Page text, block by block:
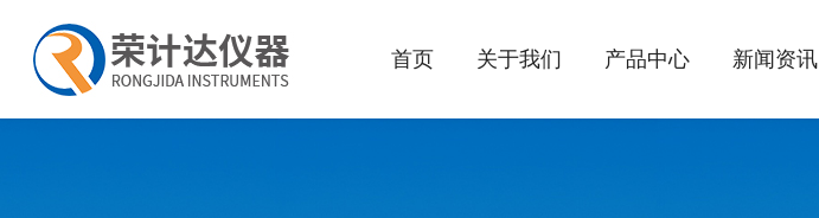
首页 关于我们 产品中心 新闻资讯